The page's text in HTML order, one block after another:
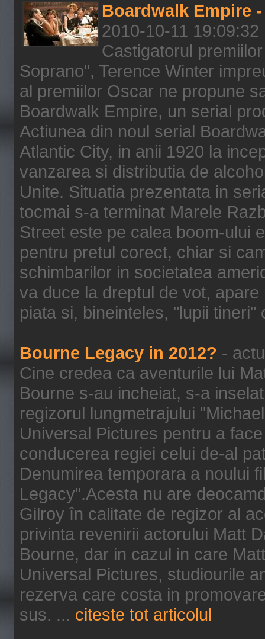
Boardwalk Empire
2010-10-11 19:09:32
Castigatorul
Soprano", Terence Winter
al premiilor Oscar ne propune
Boardwalk Empire, un serial
Actiunea din noul serial
Atlantic City, in anii 1920 la
vanzarea si distributia de
Unite. Situatia prezentata in
tocmai s-a terminat Marele
Street este pe calea boom-ului
pentru pretul corect, chiar si
schimbarilor in societatea
va duce la dreptul de vot,
piata si, bineinteles, "lupii
Bourne Legacy in 2012? -
Cine credea ca aventurile lui
Bourne s-au incheiat, s-a
regizorul lungmetrajului
Universal Pictures pentru a
conducerea regiei celui de-al
Denumirea temporara a noului
Legacy".Acesta nu are
Gilroy în calitate de regizor al
privinta revenirii actorului Matt
Bourne, dar in cazul in care
Universal Pictures, studiourile
rezerva care costa in
sus. ... citeste tot articolul